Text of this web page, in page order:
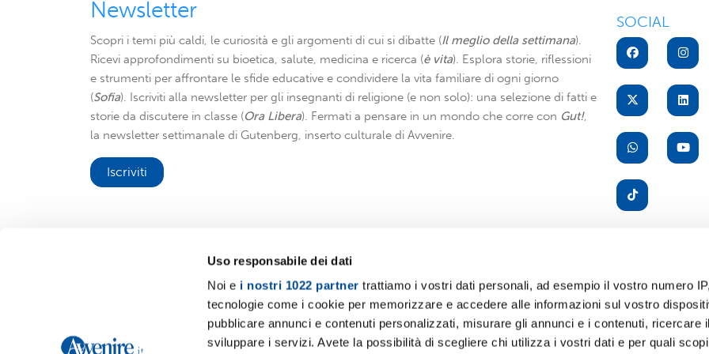
Uso responsabile dei dati
Noi e i nostri 1022 partner trattiamo i vostri dati personali, ad esempio il vostro numero
tecnologie come i cookie per memorizzare e accedere alle informazioni sul vostro
pubblicare annunci e contenuti personalizzati, misurare gli annunci e i contenuti, ricercare
sviluppare i servizi. Avete la possibilità di scegliere chi utilizza i vostri dati e per quali
Newsletter
Scopri i temi più caldi, le curiosità e gli argomenti di cui si dibatte (Il meglio della settimana).
Ricevi approfondimenti su bioetica, salute, medicina e ricerca (è vita). Esplora storie, riflessioni
e strumenti per affrontare le sfide educative e condividere la vita familiare di ogni giorno
(Sofia). Iscriviti alla newsletter per gli insegnanti di religione (e non solo): una selezione di fatti e
storie da discutere in classe (Ora Libera). Fermati a pensare in un mondo che corre con Gut!,
la newsletter settimanale di Gutenberg, inserto culturale di Avvenire.
Iscriviti
SOCIAL